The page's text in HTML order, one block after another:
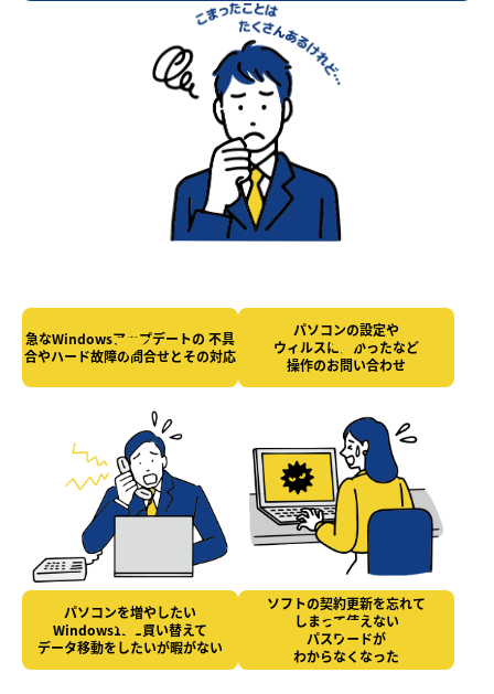
急なWindowsアップデートの 不具
合やハード故障の問合せとその対応
パソコンの設定や
ウィルスにかかったなど
操作のお問い合わせ
パソコンを増やしたい
Windows11に買い替えて
データ移動をしたいが暇がない
ソフトの契約更新を忘れて
しまって使えない
パスワードが
わからなくなった